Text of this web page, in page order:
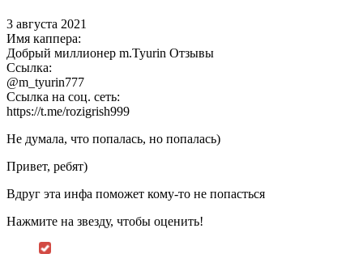
3 августа 2021
Имя каппера:
Добрый миллионер m.Tyurin Отзывы
Ссылка:
@m_tyurin777
Ссылка на соц. сеть:
https://t.me/rozigrish999
Не думала, что попалась, но попалась)
Привет, ребят)
Вдруг эта инфа поможет кому-то не попасться
Нажмите на звезду, чтобы оценить!